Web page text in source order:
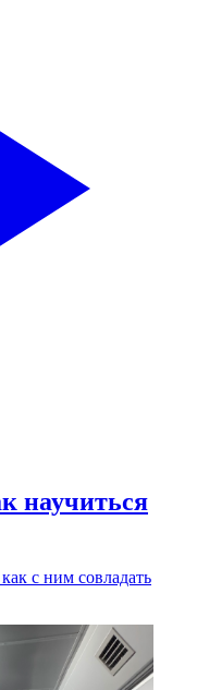
научиться
с ним совладать